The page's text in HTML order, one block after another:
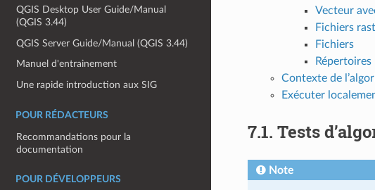
QGIS Desktop User Guide/Manual
(QGIS 3.44)
QGIS Server Guide/Manual (QGIS 3.44)
Manuel d'entrainement
Une rapide introduction aux SIG
POUR RÉDACTEURS
Recommandations pour la
documentation
POUR DÉVELOPPEURS
Vecteur
Fichiers
Fichiers
Répertoires
Contexte de
Exécuter
7.1. Tests
Note